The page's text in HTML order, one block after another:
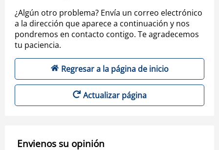
¿Algún otro problema? Envía un correo electrónico
a la dirección que aparece a continuación y nos
pondremos en contacto contigo. Te agradecemos
tu paciencia.
Regresar a la página de inicio
Actualizar página
Envienos su opinión